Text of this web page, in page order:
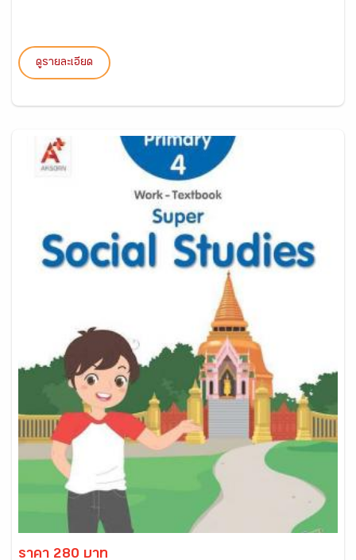
ดูรายละเอียด
ราคา 280 บาท